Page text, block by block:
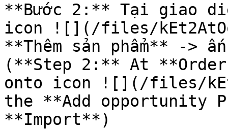
**Bước 2:** Tại giao
icon ![](/files/
**Thêm sản phẩm** ->
(**Step 2:** At
onto icon ![](/files/
the **Add opportunity
**Import**)